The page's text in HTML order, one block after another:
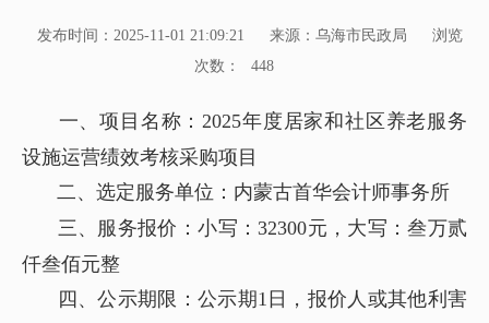
发布时间：2025-11-01 21:09:21 来源：乌海市民政局
浏览
次数：
448
一、项目名称：2025年度居家和社区养老服务
设施运营绩效考核采购项目
二、选定服务单位：内蒙古首华会计师事务所
三、服务报价：小写：32300元，大写：叁万贰
仟叁佰元整
四、公示期限：公示期1日，报价人或其他利害